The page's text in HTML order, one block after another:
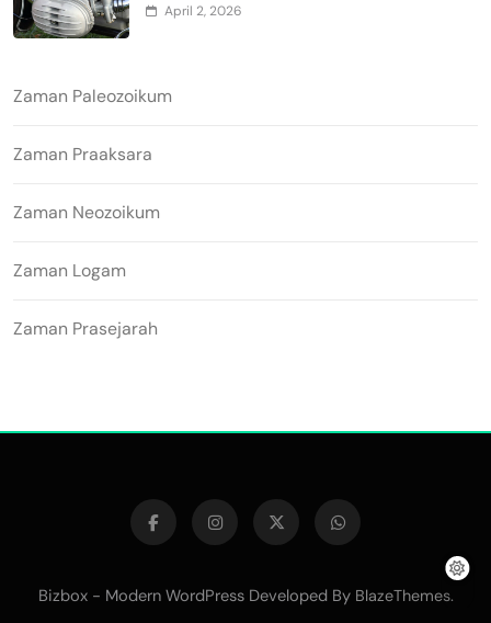
April 2, 2026
Zaman Paleozoikum
Zaman Praaksara
Zaman Neozoikum
Zaman Logam
Zaman Prasejarah
Bizbox - Modern WordPress Developed By BlazeThemes.